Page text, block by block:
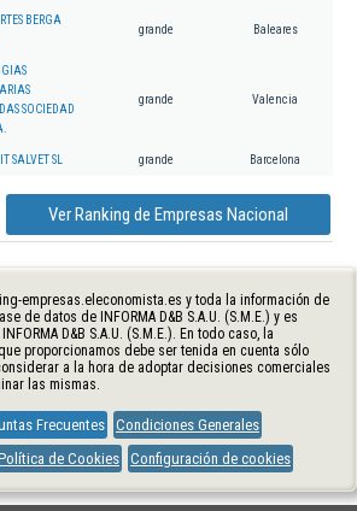
BERGA
grande Baleares
SOCIEDAD
grande Valencia
SALVET SL grande Barcelona
Ver Ranking de Empresas Nacional
empresas.eleconomista.es y toda la información de
de datos de INFORMA D&B S.A.U. (S.M.E.) y es
D&B S.A.U. (S.M.E.). En todo caso, la
proporcionamos debe ser tenida en cuenta sólo
a la hora de adoptar decisiones comerciales
las mismas.
Frecuentes
Condiciones Generales
de Cookies Configuración de cookies